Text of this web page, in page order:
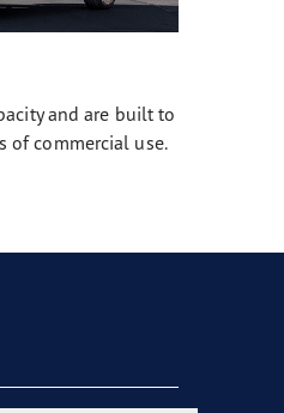
and are built to
of commercial use.